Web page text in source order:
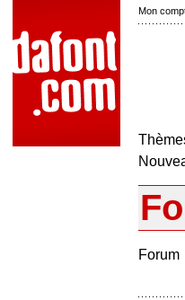
Mon
Forum